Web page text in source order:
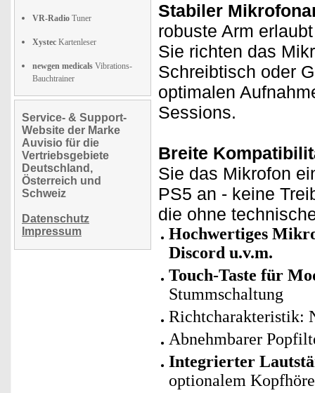
VR-Radio Tuner
Xystec Kartenleser
newgen medicals Vibrations-
Bauchtrainer
Service- & Support-
Website der Marke
Auvisio für die
Vertriebsgebiete
Deutschland,
Österreich und
Schweiz
Datenschutz
Impressum
Stabiler
robuste Arm
Sie richten das
Schreibtisch oder
optimalen
Sessions.
Breite
Sie das Mikrofon
PS5 an - keine
die ohne
Hochwertiges
Discord u.v.m.
Touch-Taste für
Stummschaltung
Richtcharakteristik:
Abnehmbarer
Integrierter
optionalem